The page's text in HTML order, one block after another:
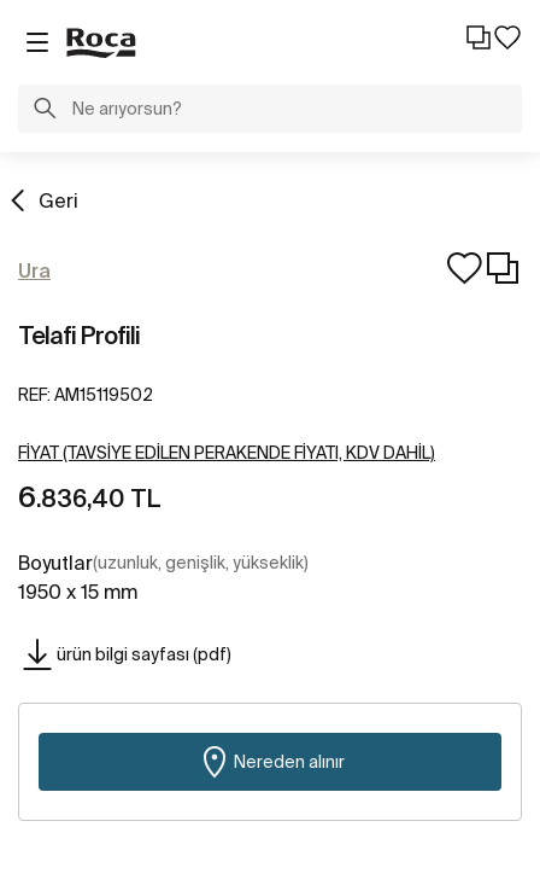
Geri
Ura
Telafi Profili
REF: AM15119502
FIYAT (TAVSIYE EDILEN PERAKENDE FIYATI, KDV DAHIL)
6.836,40 TL
Boyutlar(uzunluk, genişlik, yükseklik)
1950 x 15 mm
ürün bilgi sayfası (pdf)
Nereden alınır